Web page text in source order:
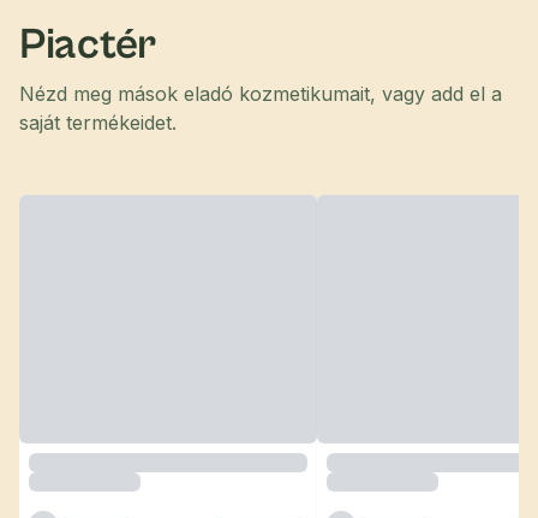
Piactér
Nézd meg mások eladó kozmetikumait, vagy add el a
saját termékeidet.